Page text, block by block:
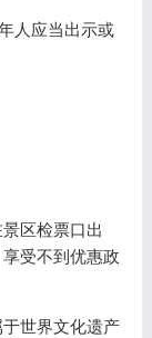
人应当出示或
区检票口出
受不到优惠政
世界文化遗产